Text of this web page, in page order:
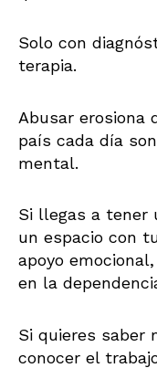
Solo con
terapia.
Abusar erosiona
país cada día
mental.
Si llegas a tener
un espacio con
apoyo
en la
Si quieres saber
conocer el